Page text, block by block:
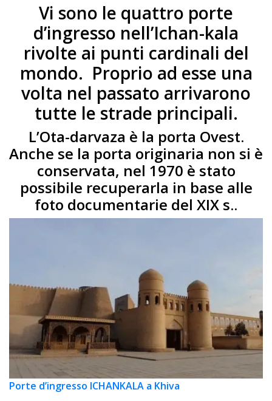
Vi sono le quattro porte
d’ingresso nell’Ichan-kala
rivolte ai punti cardinali del
mondo. Proprio ad esse una
volta nel passato arrivarono
tutte le strade principali.
L’Ota-darvaza è la porta Ovest.
Anche se la porta originaria non si è
conservata, nel 1970 è stato
possibile recuperarla in base alle
foto documentarie del XIX s..
Porte d’ingresso ICHANKALA a Khiva